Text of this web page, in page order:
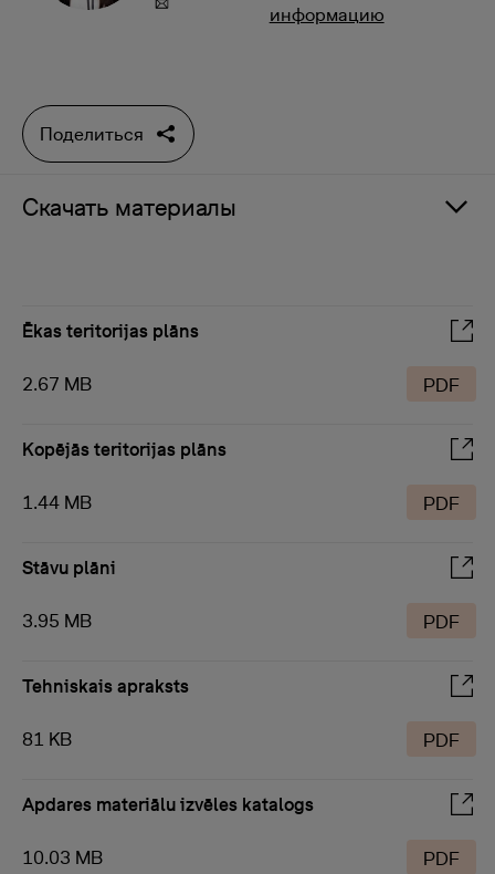
информацию
Поделиться
Скачать материалы
Ēkas teritorijas plāns
2.67 MB PDF
Kopējās teritorijas plāns
1.44 MB PDF
Stāvu plāni
3.95 MB PDF
Tehniskais apraksts
81 KB PDF
Apdares materiālu izvēles katalogs
10.03 MB PDF